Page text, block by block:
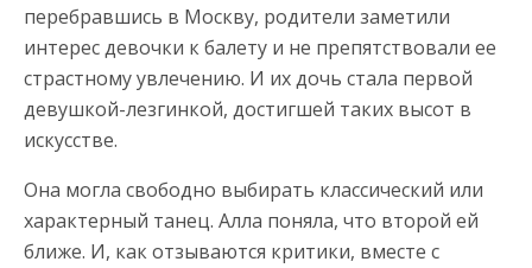
перебравшись в Москву, родители заметили
интерес девочки к балету и не препятствовали ее
страстному увлечению. И их дочь стала первой
девушкой-лезгинкой, достигшей таких высот в
искусстве.
Она могла свободно выбирать классический или
характерный танец. Алла поняла, что второй ей
ближе. И, как отзываются критики, вместе с